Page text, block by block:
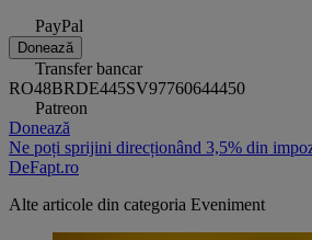
PayPal
Donează
Transfer bancar
RO48BRDE445SV97760644450
Patreon
Donează
Ne poți sprijini direcționând 3,5% din
DeFapt.ro
Alte articole din categoria Eveniment